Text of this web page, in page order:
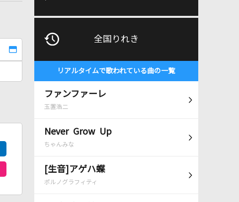
全国りれき
リアルタイムで歌われている曲の一覧
ファンファーレ
玉置浩二
Never Grow Up
ちゃんみな
[生音]アゲハ蝶
ポルノグラフィティ